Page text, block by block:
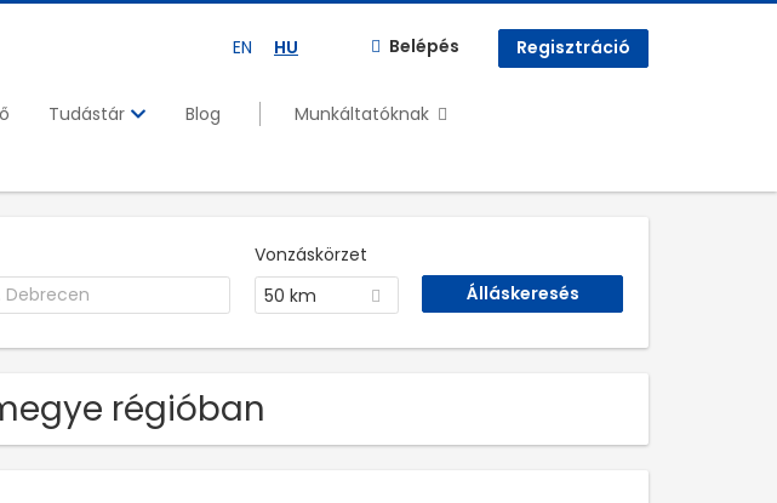
EN HU Belépés Regisztráció
Tudástár Blog
Munkáltatóknak
Vonzáskörzet
50 km
régióban